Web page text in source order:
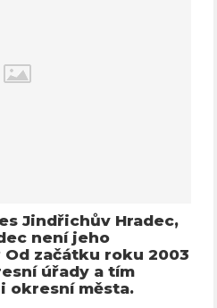
Jindřichův Hradec,
není jeho
začátku roku 2003
úřady a tím
okresní města.